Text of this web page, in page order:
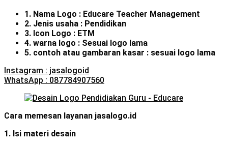
1. Nama Logo : Educare Teacher Management
2. Jenis usaha : Pendidikan
3. Icon Logo : ETM
4. warna logo : Sesuai logo lama
5. contoh atau gambaran kasar : sesuai logo lama
Instagram : jasalogoid
WhatsApp : 087784907560
Cara memesan layanan jasalogo.id
1. Isi materi desain